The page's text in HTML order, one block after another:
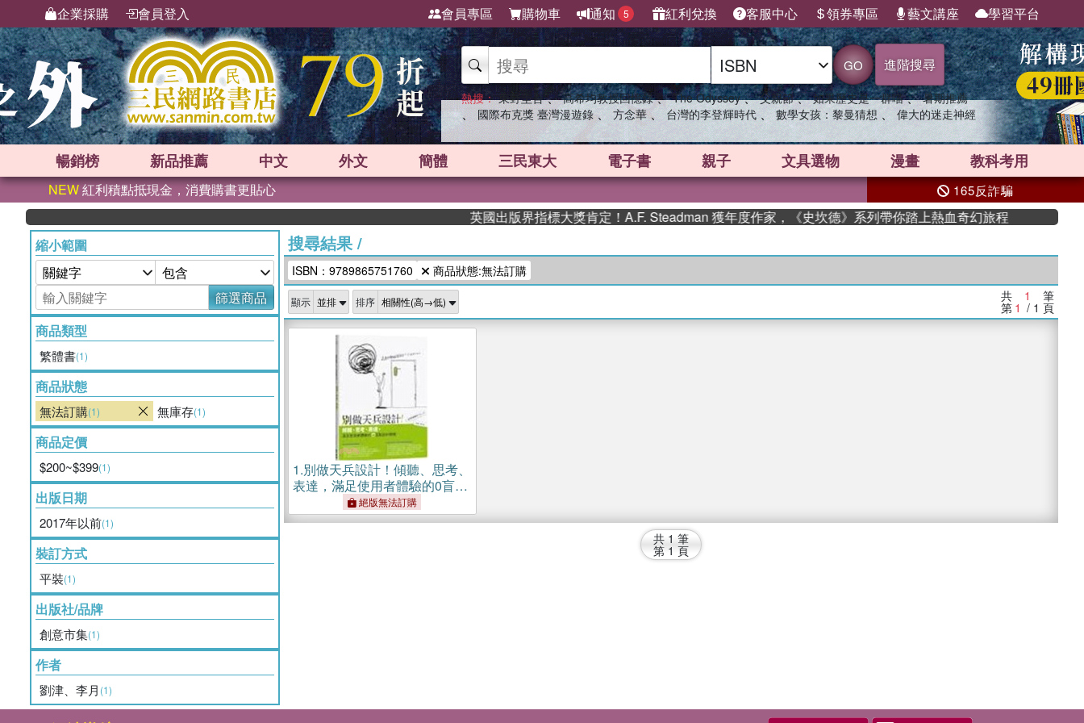
企業採購 會員登入 會員專區 購物車 通知 5 紅利兌換 客服中心 領券專區 藝文講座 學習平台
GO 進階搜尋
熱搜： 東野圭吾 、 高希均教授回憶錄 、 The Odyssey 、 父親節 、 如果歷史是一群喵 、 暑期推薦
、 國際布克獎 臺灣漫遊錄 、 方念華 、 台灣的李登輝時代 、 數學女孩：黎曼猜想 、 偉大的迷走神經
暢銷榜 新品推薦 中文 外文 簡體 三民東大 電子書 親子 文具選物 漫畫 教科考用
NEW紅利積點抵現金，消費購書更貼心 165反詐騙
英國出版界指標大獎肯定！A.F. Steadman 獲年度作家，《史坎德》系列帶你踏上熱血奇幻旅程
縮小範圍
篩選商品
商品類型
繁體書(1)
商品狀態
無法訂購(1) 無庫存(1)
商品定價
$200~$399(1)
出版日期
2017年以前(1)
裝訂方式
平裝(1)
出版社/品牌
創意市集(1)
作者
劉津、李月 (1)
搜尋結果/
ISBN：9789865751760 商品狀態:無法訂購
顯示 排序 共 1 筆
第 1 / 1 頁
1.別做天兵設計！傾聽、思考、
表達，滿足使用者體驗的0盲點
絕版無法訂購
共 1 筆
第 1 頁